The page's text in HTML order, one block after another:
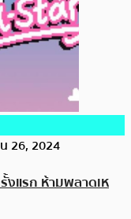
26, 2024
งแรก ห้ามพลาดเห